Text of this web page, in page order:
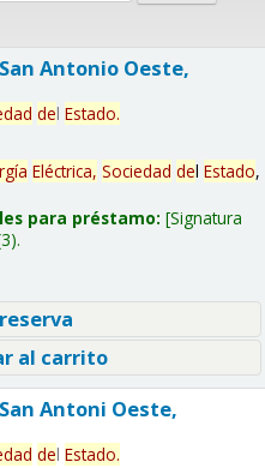
Antonio Oeste,
del Estado.
Eléctrica, Sociedad del Estado,
para préstamo: Signatura
al carrito
Antoni Oeste,
del Estado.